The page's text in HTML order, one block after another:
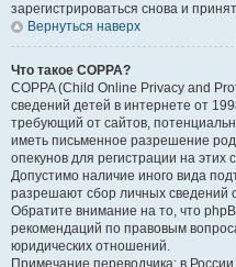
зарегистрироваться снова и
Вернуться наверх
Что такое COPPA?
COPPA (Child Online Privacy and
сведений детей в интернете от
требующий от сайтов,
иметь письменное разрешение
опекунов для регистрации на
Допустимо наличие иного вида
разрешают сбор личных сведений
Обратите внимание на то, что
рекомендаций по правовым
юридических отношений.
Примечание переводчика: в